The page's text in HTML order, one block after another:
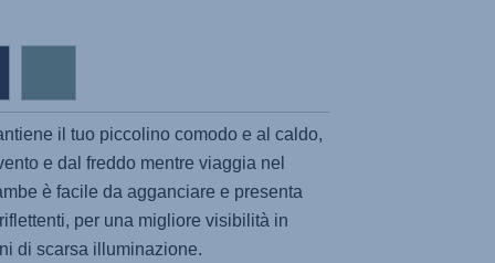
il tuo piccolino comodo e al caldo,
e dal freddo mentre viaggia nel
è facile da agganciare e presenta
per una migliore visibilità in
di scarsa illuminazione.